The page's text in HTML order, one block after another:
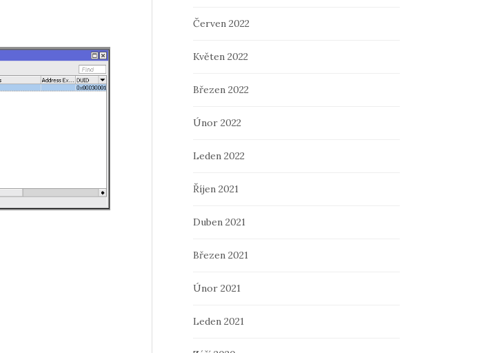
Červen 2022
Květen 2022
Březen 2022
Únor 2022
Leden 2022
Říjen 2021
Duben 2021
Březen 2021
Únor 2021
Leden 2021